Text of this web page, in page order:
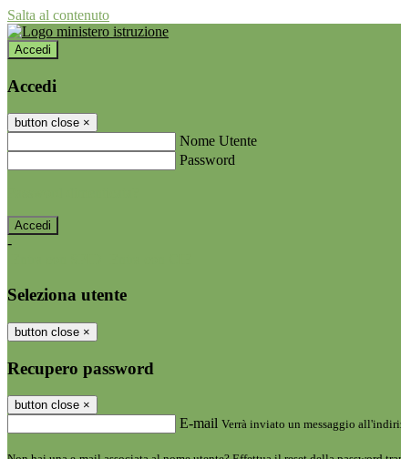
Salta al contenuto
Accedi
Accedi
button close ×
Nome Utente
Password
-
Seleziona utente
button close ×
Recupero password
button close ×
E-mail Verrà inviato un messaggio